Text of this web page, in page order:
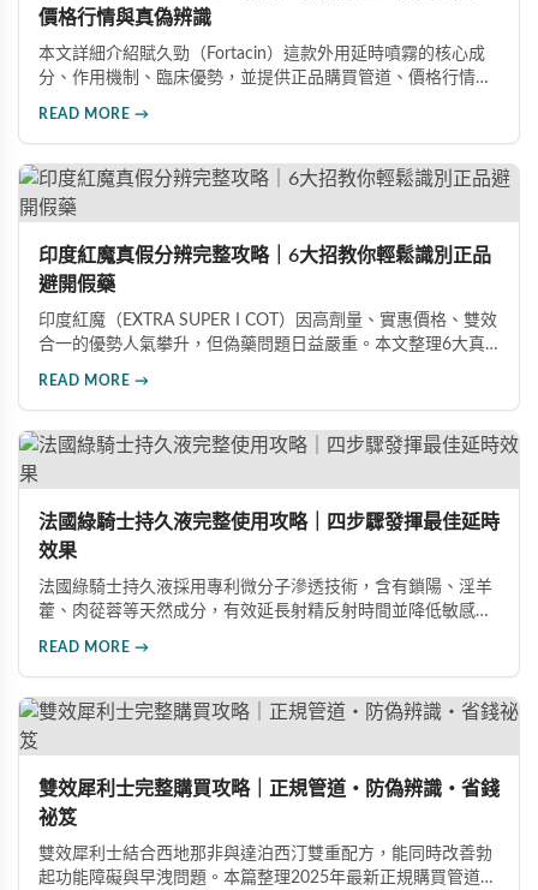
價格行情與真偽辨識
本文詳細介紹賦久勁（Fortacin）這款外用延時噴霧的核心成
分、作用機制、臨床優勢，並提供正品購買管道、價格行情比
READ MORE →
印度紅魔真假分辨完整攻略｜6大招教你輕鬆識別正品
避開假藥
印度紅魔（EXTRA SUPER I COT）因高劑量、實惠價格、雙效
合一的優勢人氣攀升，但偽藥問題日益嚴重。本文整理6大真
READ MORE →
法國綠騎士持久液完整使用攻略｜四步驟發揮最佳延時
效果
法國綠騎士持久液採用專利微分子滲透技術，含有鎖陽、淫羊
藿、肉蓯蓉等天然成分，有效延長射精反射時間並降低敏感
READ MORE →
雙效犀利士完整購買攻略｜正規管道・防偽辨識・省錢
祕笈
雙效犀利士結合西地那非與達泊西汀雙重配方，能同時改善勃
起功能障礙與早洩問題。本篇整理2025年最新正規購買管道、